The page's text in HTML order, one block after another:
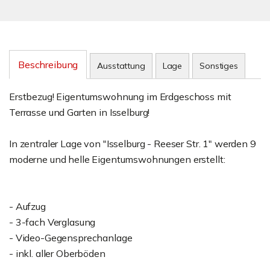
Beschreibung Ausstattung Lage Sonstiges
Erstbezug! Eigentumswohnung im Erdgeschoss mit
Terrasse und Garten in Isselburg!
In zentraler Lage von "Isselburg - Reeser Str. 1" werden 9
moderne und helle Eigentumswohnungen erstellt:
- Aufzug
- 3-fach Verglasung
- Video-Gegensprechanlage
- inkl. aller Oberböden